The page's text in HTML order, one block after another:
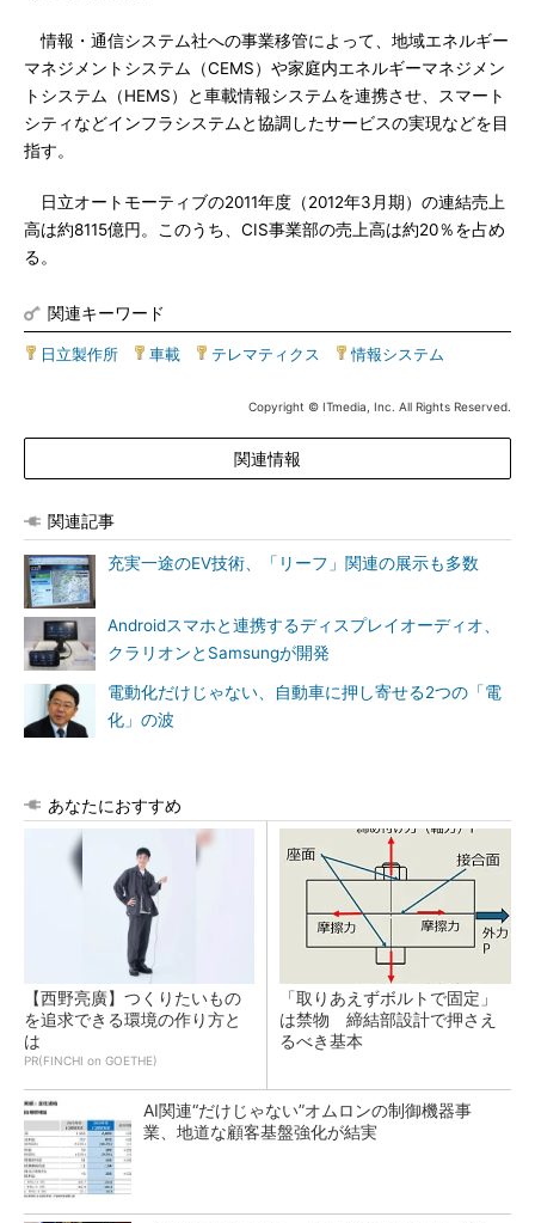
情報・通信システム社への事業移管によって、地域エネルギー
マネジメントシステム（CEMS）や家庭内エネルギーマネジメン
トシステム（HEMS）と車載情報システムを連携させ、スマート
シティなどインフラシステムと協調したサービスの実現などを目
指す。
日立オートモーティブの2011年度（2012年3月期）の連結売上
高は約8115億円。このうち、CIS事業部の売上高は約20％を占め
る。
関連キーワード
日立製作所 車載 テレマティクス 情報システム
Copyright © ITmedia, Inc. All Rights Reserved.
関連情報
関連記事
充実一途のEV技術、「リーフ」関連の展示も多数
Androidスマホと連携するディスプレイオーディオ、
クラリオンとSamsungが開発
電動化だけじゃない、自動車に押し寄せる2つの「電
化」の波
あなたにおすすめ
【西野亮廣】つくりたいもの
を追求できる環境の作り方と
は
PR(FINCHI on GOETHE)
「取りあえずボルトで固定」
は禁物 締結部設計で押さえ
るべき基本
AI関連“だけじゃない”オムロンの制御機器事
業、地道な顧客基盤強化が結実